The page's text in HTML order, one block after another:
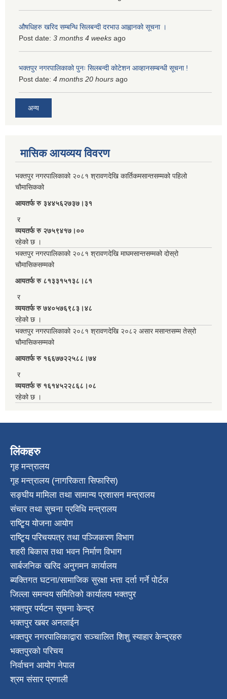
औषधिहरु खरिद सम्बन्धि सिलबन्दी दरभाउ आह्वानको सूचना ।
Post date: 3 months 4 weeks ago
भक्तपुर नगरपालिकाको पुनः सिलबन्दी कोटेशन आव्हानसम्बन्धी सूचना !
Post date: 4 months 20 hours ago
अन्य
मासिक आयव्यय विवरण
भक्तपुर नगरपालिकाको २०८१ श्रावणदेखि कार्तिकमसान्तसम्मको पहिलो
चौमासिकको
आयतर्फ रु‌ ३४४५६२७३७।३१
र
व्ययतर्फ रु २७५९४१७।००
रहेको छ ।
भक्तपुर नगरपालिकाको २०८१ श्रावणदेखि माघमसान्तसम्मको दोस्रो
चौमासिकसम्मको
आयतर्फ रु‌ ८१३३१५१३८।८१
र
व्ययतर्फ रु ७४०५७६९८३।४८
रहेको छ ।
भक्तपुर नगरपालिकाको २०८१ श्रावणदेखि २०८२ असार मसान्तसम्म तेस्रो
चौमासिकसम्मको
आयतर्फ रु‌ १६६७७२२५८८।७४
र
व्ययतर्फ रु १६१४५२२८६८।०८
रहेको छ ।
लिंकहरु
गृह मन्त्रालय
गृह मन्त्रालय (नागरिकता सिफारिस)
सङ्घीय मामिला तथा सामान्य प्रशासन मन्त्रालय
संचार तथा सुचना प्रविधि मन्त्रालय
राष्टि्ृय योजना आयोग
राष्टि्ृय परिचयपत्र तथा पञ्जिकरण विभाग
शहरी बिकास तथा भवन निर्माण विभाग
सार्बजनिक खरिद अनुगमन कार्यालय
ब्यक्तिगत घटना/सामाजिक सुरक्षा भत्ता दर्ता गर्ने पोर्टल
जिल्ला समन्वय समितिको कार्यालय भक्तपुर
भक्तपुर पर्यटन सुचना केन्द्र
भक्तपुर खबर अनलाईन
भक्तपुर नगरपालिकाद्वारा सञ्चालित शिशु स्याहार केन्द्रहरु
भक्तपुरकाे परिचय
निर्वाचन आयोग नेपाल
श्रम संसार प्रणाली